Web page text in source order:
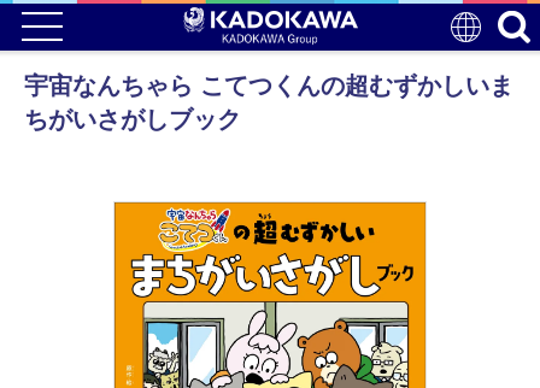
宇宙なんちゃら こてつくんの超むずかしいま
ちがいさがしブック